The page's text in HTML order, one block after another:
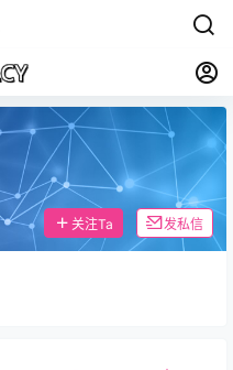
关注Ta 发私信